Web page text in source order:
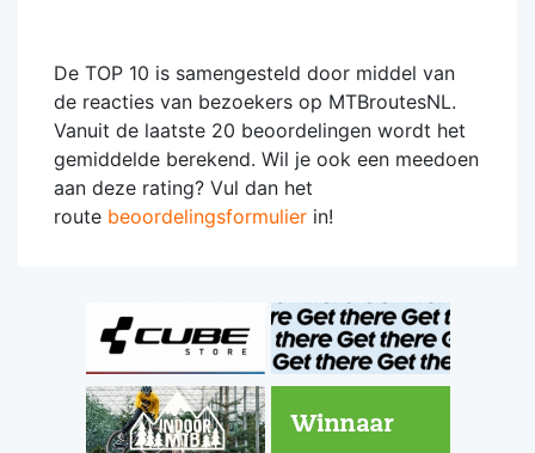
De TOP 10 is samengesteld door middel van
de reacties van bezoekers op MTBroutesNL.
Vanuit de laatste 20 beoordelingen wordt het
gemiddelde berekend. Wil je ook een meedoen
aan deze rating? Vul dan het
route beoordelingsformulier in!